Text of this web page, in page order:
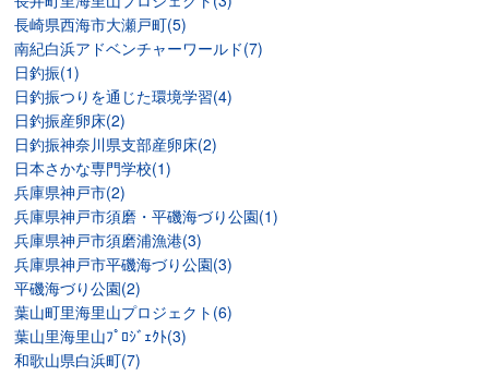
長崎県西海市大瀬戸町(5)
南紀白浜アドベンチャーワールド(7)
日釣振(1)
日釣振つりを通じた環境学習(4)
日釣振産卵床(2)
日釣振神奈川県支部産卵床(2)
日本さかな専門学校(1)
兵庫県神戸市(2)
兵庫県神戸市須磨・平磯海づり公園(1)
兵庫県神戸市須磨浦漁港(3)
兵庫県神戸市平磯海づり公園(3)
平磯海づり公園(2)
葉山町里海里山プロジェクト(6)
葉山里海里山ﾌﾟﾛｼﾞｪｸﾄ(3)
和歌山県白浜町(7)